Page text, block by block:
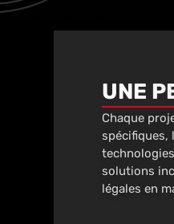
UNE
Chaque
spécifiques,
solutions
légales en